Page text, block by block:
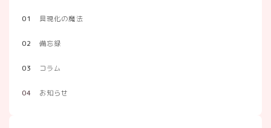
01 具現化の魔法
02 備忘録
03 コラム
04 お知らせ